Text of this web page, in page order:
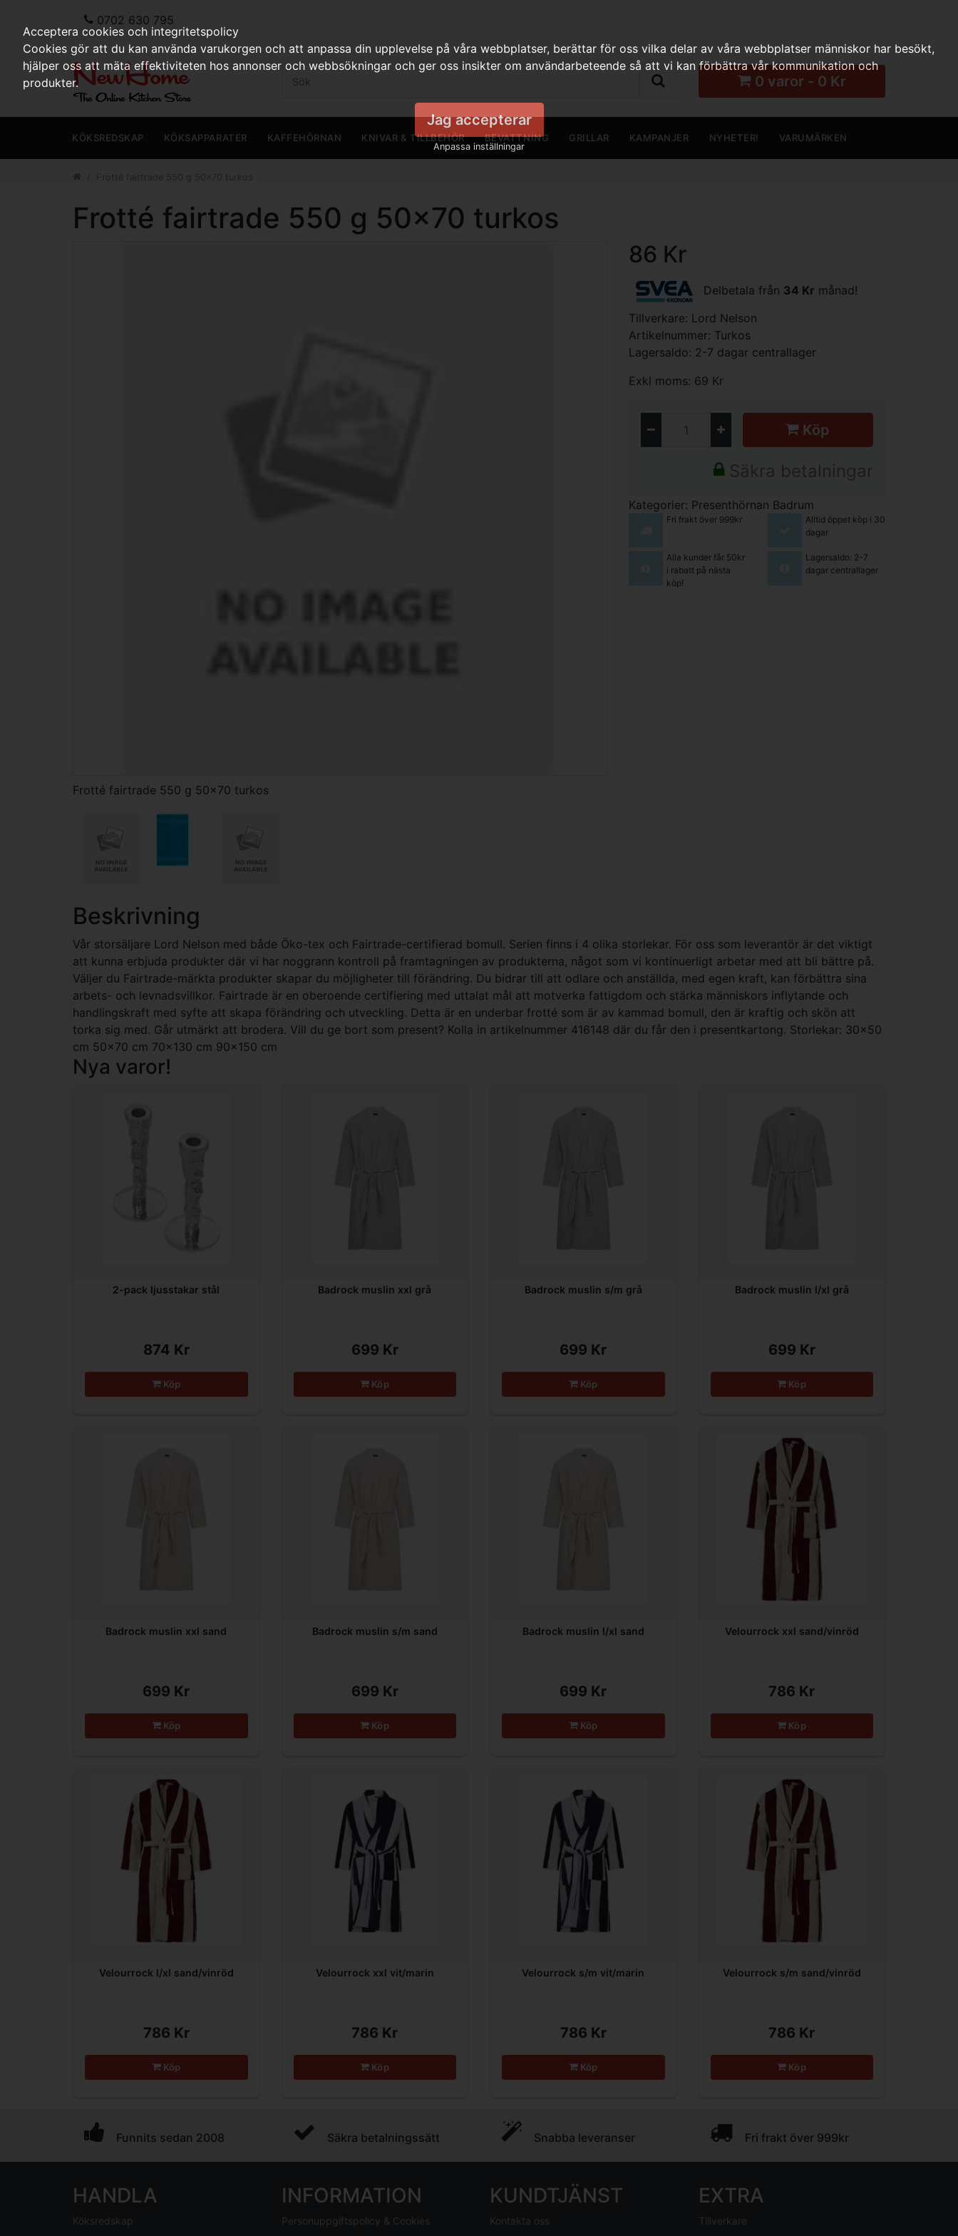
0702 630 795
0 varor - 0 Kr
KÖKSREDSKAP KÖKSAPPARATER KAFFEHÖRNAN KNIVAR & TILLBEHÖR BEVATTNING GRILLAR KAMPANJER NYHETER! VARUMÄRKEN
Frotté fairtrade 550 g 50x70 turkos
Frotté fairtrade 550 g 50x70 turkos
86 Kr
Delbetala från 34 Kr månad!
Tillverkare: Lord Nelson
Artikelnummer: Turkos
Lagersaldo: 2-7 dagar centrallager
Exkl moms: 69 Kr
Köp
Säkra betalningar
Kategorier: Presenthörnan Badrum
Fri frakt över 999kr
Alltid öppet köp i 30
dagar
Alla kunder får 50kr
i rabatt på nästa
köp!
Lagersaldo: 2-7
dagar centrallager
Beskrivning
Vår storsäljare Lord Nelson med både Öko-tex och Fairtrade-certifierad bomull. Serien finns i 4 olika storlekar. För oss som leverantör är det viktigt
att kunna erbjuda produkter där vi har noggrann kontroll på framtagningen av produkterna, något som vi kontinuerligt arbetar med att bli bättre på.
Väljer du Fairtrade-märkta produkter skapar du möjligheter till förändring. Du bidrar till att odlare och anställda, med egen kraft, kan förbättra sina
arbets- och levnadsvillkor. Fairtrade är en oberoende certifiering med uttalat mål att motverka fattigdom och stärka människors inflytande och
handlingskraft med syfte att skapa förändring och utveckling. Detta är en underbar frotté som är av kammad bomull, den är kraftig och skön att
torka sig med. Går utmärkt att brodera. Vill du ge bort som present? Kolla in artikelnummer 416148 där du får den i presentkartong. Storlekar: 30x50
cm 50x70 cm 70x130 cm 90x150 cm
Nya varor!
2-pack ljusstakar stål
874 Kr
Köp
Badrock muslin xxl grå
699 Kr
Köp
Badrock muslin s/m grå
699 Kr
Köp
Badrock muslin l/xl grå
699 Kr
Köp
Badrock muslin xxl sand
699 Kr
Köp
Badrock muslin s/m sand
699 Kr
Köp
Badrock muslin l/xl sand
699 Kr
Köp
Velourrock xxl sand/vinröd
786 Kr
Köp
Velourrock l/xl sand/vinröd
786 Kr
Köp
Velourrock xxl vit/marin
786 Kr
Köp
Velourrock s/m vit/marin
786 Kr
Köp
Velourrock s/m sand/vinröd
786 Kr
Köp
Funnits sedan 2008 Säkra betalningssätt Snabba leveranser Fri frakt över 999kr
HANDLA
Köksredskap
INFORMATION
Personuppgiftspolicy & Cookies
KUNDTJÄNST
Kontakta oss
EXTRA
Tillverkare
Acceptera cookies och integritetspolicy
Cookies gör att du kan använda varukorgen och att anpassa din upplevelse på våra webbplatser, berättar för oss vilka delar av våra webbplatser människor har besökt,
hjälper oss att mäta effektiviteten hos annonser och webbsökningar och ger oss insikter om användarbeteende så att vi kan förbättra vår kommunikation och
produkter.
Jag accepterar
Anpassa inställningar